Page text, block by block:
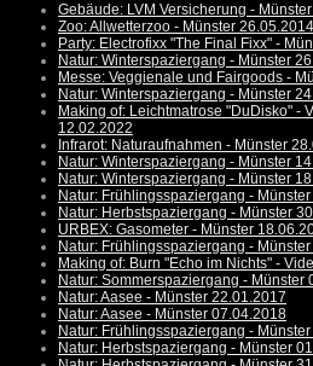
Gebäude: LVM Versicherung -
Zoo: Allwetterzoo - Münster 26.05.2014
Party: Electrofixx "The Final Fixx" -
Natur: Winterspaziergang - Münster
Messe: Veggienale und Fairgoods -
Natur: Winterspaziergang - Münster
Making of: Leichtmatrose "DuDisko" -
12.02.2022
Infrarot: Naturaufnahmen - Münster
Natur: Winterspaziergang - Münster
Natur: Winterspaziergang - Münster
Natur: Frühlingsspaziergang -
Natur: Herbstspaziergang - Münster
URBEX: Gasometer - Münster
Natur: Frühlingsspaziergang -
Making of: Burn "Echo im Nichts" -
Natur: Sommerspaziergang - Münster
Natur: Aasee - Münster 22.01.2017
Natur: Aasee - Münster 07.04.2018
Natur: Frühlingsspaziergang -
Natur: Herbstspaziergang - Münster